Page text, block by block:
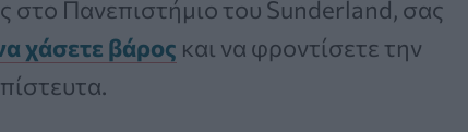
στο Πανεπιστήμιο του Sunderland, σας
χάσετε βάρος και να φροντίσετε την